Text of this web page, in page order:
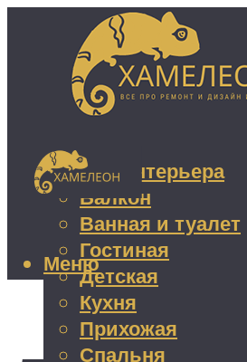
Дизайн интерьера
Балкон
Ванная и туалет
Гостиная
Детская
Кухня
Прихожая
Спальня
Меню